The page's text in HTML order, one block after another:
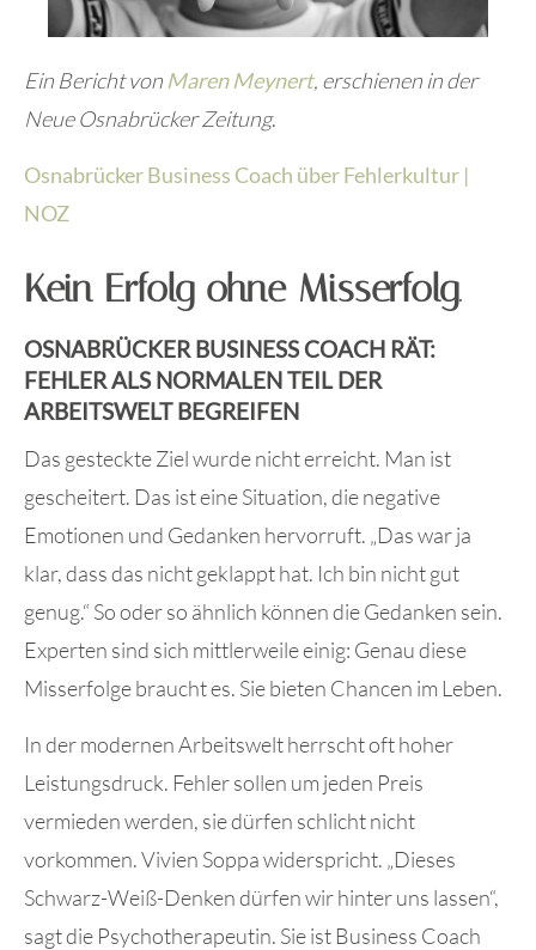
Ein Bericht von Maren Meynert, erschienen in der
Neue Osnabrücker Zeitung.
Osnabrücker Business Coach über Fehlerkultur |
NOZ
Kein Erfolg ohne Misserfolg.
OSNABRÜCKER BUSINESS COACH RÄT:
FEHLER ALS NORMALEN TEIL DER
ARBEITSWELT BEGREIFEN
Das gesteckte Ziel wurde nicht erreicht. Man ist
gescheitert. Das ist eine Situation, die negative
Emotionen und Gedanken hervorruft. „Das war ja
klar, dass das nicht geklappt hat. Ich bin nicht gut
genug.“ So oder so ähnlich können die Gedanken sein.
Experten sind sich mittlerweile einig: Genau diese
Misserfolge braucht es. Sie bieten Chancen im Leben.
In der modernen Arbeitswelt herrscht oft hoher
Leistungsdruck. Fehler sollen um jeden Preis
vermieden werden, sie dürfen schlicht nicht
vorkommen. Vivien Soppa widerspricht. „Dieses
Schwarz-Weiß-Denken dürfen wir hinter uns lassen“,
sagt die Psychotherapeutin. Sie ist Business Coach